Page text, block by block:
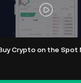
Crypto on the Spot